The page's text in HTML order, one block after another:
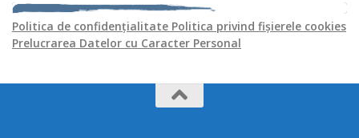
Politica de confidențialitate Politica privind fișierele cookies
Prelucrarea Datelor cu Caracter Personal